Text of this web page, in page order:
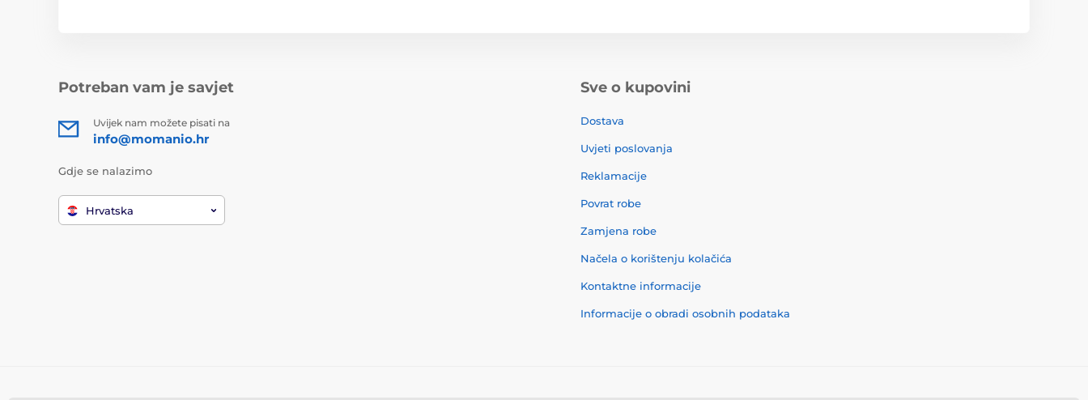
Potreban vam je savjet
Uvijek nam možete pisati na
info@momanio.hr
Gdje se nalazimo
Hrvatska
Sve o kupovini
Dostava
Uvjeti poslovanja
Reklamacije
Povrat robe
Zamjena robe
Načela o korištenju kolačića
Kontaktne informacije
Informacije o obradi osobnih podataka